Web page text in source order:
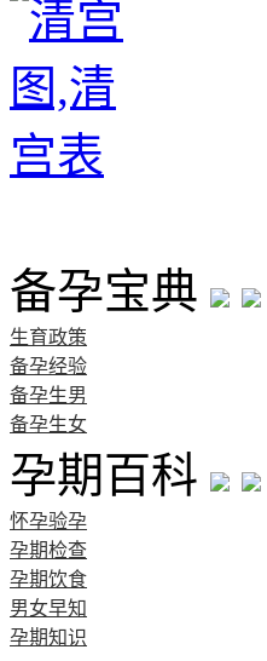
备孕宝典
生育政策
备孕经验
备孕生男
备孕生女
孕期百科
怀孕验孕
孕期检查
孕期饮食
男女早知
孕期知识